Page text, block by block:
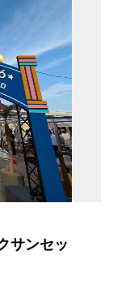
サンセッ